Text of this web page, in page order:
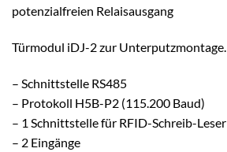
potenzialfreien Relaisausgang
Türmodul iDJ-2 zur Unterputzmontage.
– Schnittstelle RS485
– Protokoll H5B-P2 (115.200 Baud)
– 1 Schnittstelle für RFID-Schreib-Leser
– 2 Eingänge